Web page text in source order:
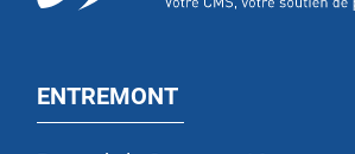
ENTREMONT